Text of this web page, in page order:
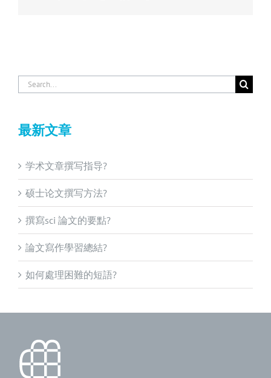
Search
for:
最新文章
学术文章撰写指导?
硕士论文撰写方法?
撰寫sci 論文的要點?
論文寫作學習總結?
如何處理困難的短語?